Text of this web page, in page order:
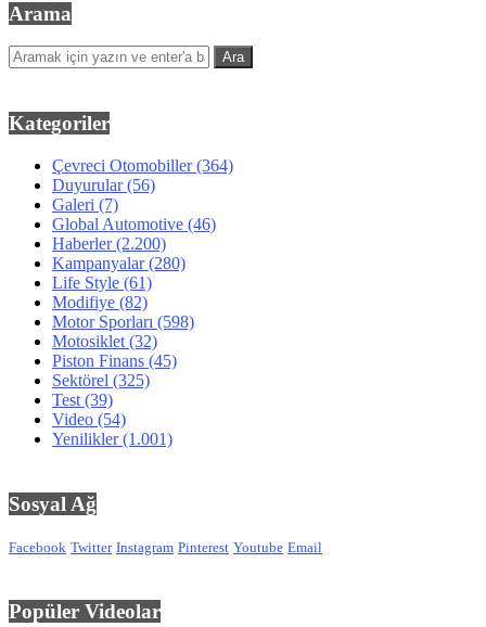
Arama
Kategoriler
Çevreci Otomobiller(364)
Duyurular(56)
Galeri (7)
Global Automotive (46)
Haberler(2.200)
Kampanyalar(280)
Life Style (61)
Modifiye (82)
Motor Sporları (598)
Motosiklet (32)
Piston Finans (45)
Sektörel (325)
Test (39)
Video (54)
Yenilikler(1.001)
Sosyal Ağ
Facebook Twitter Instagram Pinterest Youtube Email
Popüler Videolar